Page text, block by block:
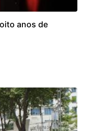
anos de